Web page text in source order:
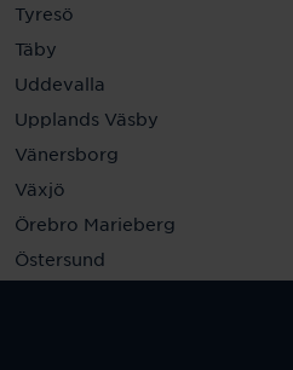
Tyresö
Täby
Uddevalla
Upplands Väsby
Vänersborg
Växjö
Örebro Marieberg
Östersund